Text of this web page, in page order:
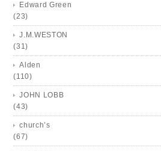
Edward Green
(23)
J.M.WESTON
(31)
Alden
(110)
JOHN LOBB
(43)
church’s
(67)